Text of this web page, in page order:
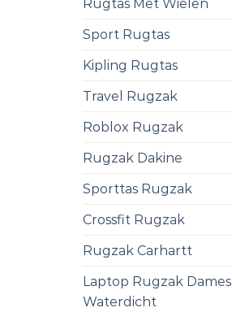
Rugtas Met Wielen
Sport Rugtas
Kipling Rugtas
Travel Rugzak
Roblox Rugzak
Rugzak Dakine
Sporttas Rugzak
Crossfit Rugzak
Rugzak Carhartt
Laptop Rugzak Dames
Waterdicht